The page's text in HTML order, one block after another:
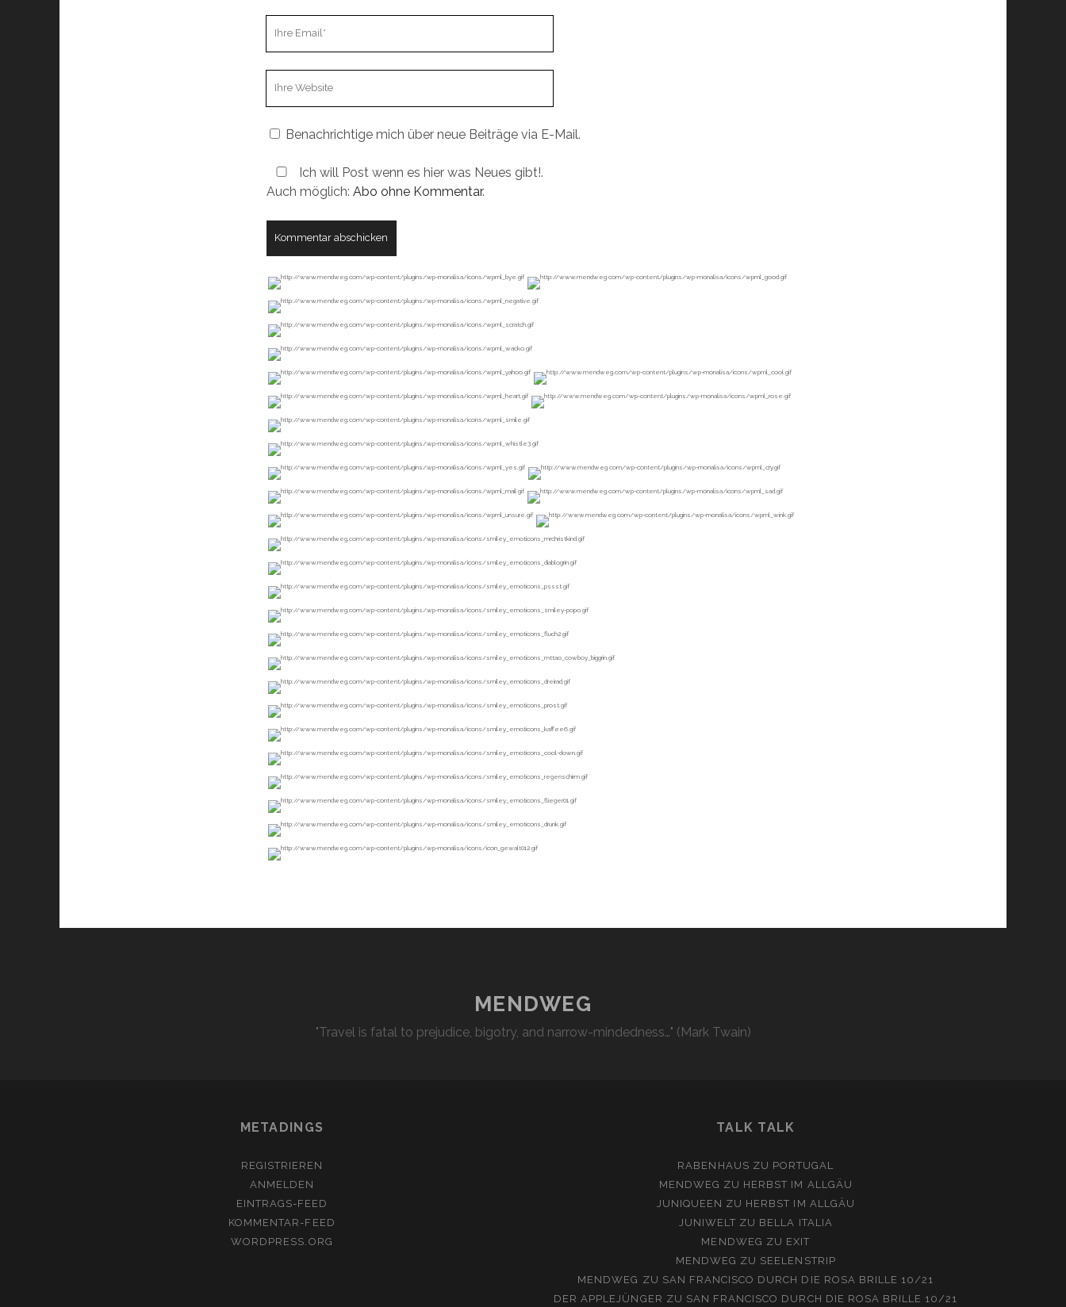
Benachrichtige mich über neue Beiträge via E-Mail.
Ich will Post wenn es hier was Neues gibt!.
Auch möglich: Abo ohne Kommentar.
MENDWEG
"Travel is fatal to prejudice, bigotry, and narrow-mindedness…" (Mark Twain)
METADINGS
REGISTRIEREN
ANMELDEN
EINTRAGS-FEED
KOMMENTAR-FEED
WORDPRESS.ORG
TALK TALK
RABENHAUS ZU PORTUGAL
MENDWEG ZU HERBST IM ALLGÄU
JUNIQUEEN ZU HERBST IM ALLGÄU
JUNIWELT ZU BELLA ITALIA
MENDWEG ZU EXIT
MENDWEG ZU SEELENSTRIP
MENDWEG ZU SAN FRANCISCO DURCH DIE ROSA BRILLE 10/21
DER APPLEJÜNGER ZU SAN FRANCISCO DURCH DIE ROSA BRILLE 10/21